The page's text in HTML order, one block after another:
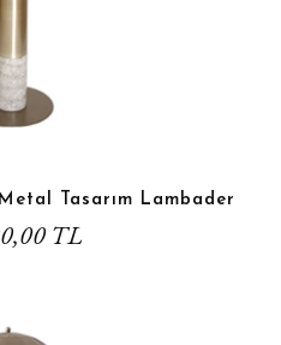
Tasarım Lambader
TL